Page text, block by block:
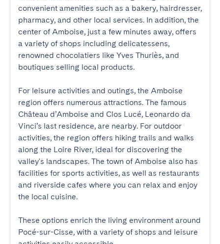
convenient amenities such as a bakery, hairdresser,
pharmacy, and other local services. In addition, the
center of Amboise, just a few minutes away, offers
a variety of shops including delicatessens,
renowned chocolatiers like Yves Thuriès, and
boutiques selling local products.
For leisure activities and outings, the Amboise
region offers numerous attractions. The famous
Château d’Amboise and Clos Lucé, Leonardo da
Vinci’s last residence, are nearby. For outdoor
activities, the region offers hiking trails and walks
along the Loire River, ideal for discovering the
valley's landscapes. The town of Amboise also has
facilities for sports activities, as well as restaurants
and riverside cafes where you can relax and enjoy
the local cuisine.
These options enrich the living environment around
Pocé-sur-Cisse, with a variety of shops and leisure